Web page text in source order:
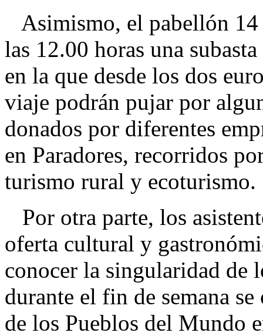
Asimismo, el pabellón 14
las 12.00 horas una
en la que desde los dos
viaje podrán pujar por
donados por diferentes
en Paradores, recorridos
turismo rural y ecoturismo.
Por otra parte, los
oferta cultural y
conocer la singularidad de
durante el fin de semana
de los Pueblos del Mundo